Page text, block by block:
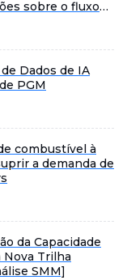
sobre o fluxo
Dados de IA
PGM
combustível à
a demanda de
da Capacidade
Nova Trilha
SMM]